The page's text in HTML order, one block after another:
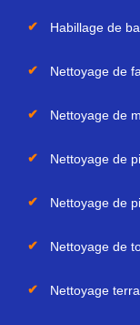
Habillage de
Nettoyage de
Nettoyage de
Nettoyage de
Nettoyage de
Nettoyage de
Nettoyage